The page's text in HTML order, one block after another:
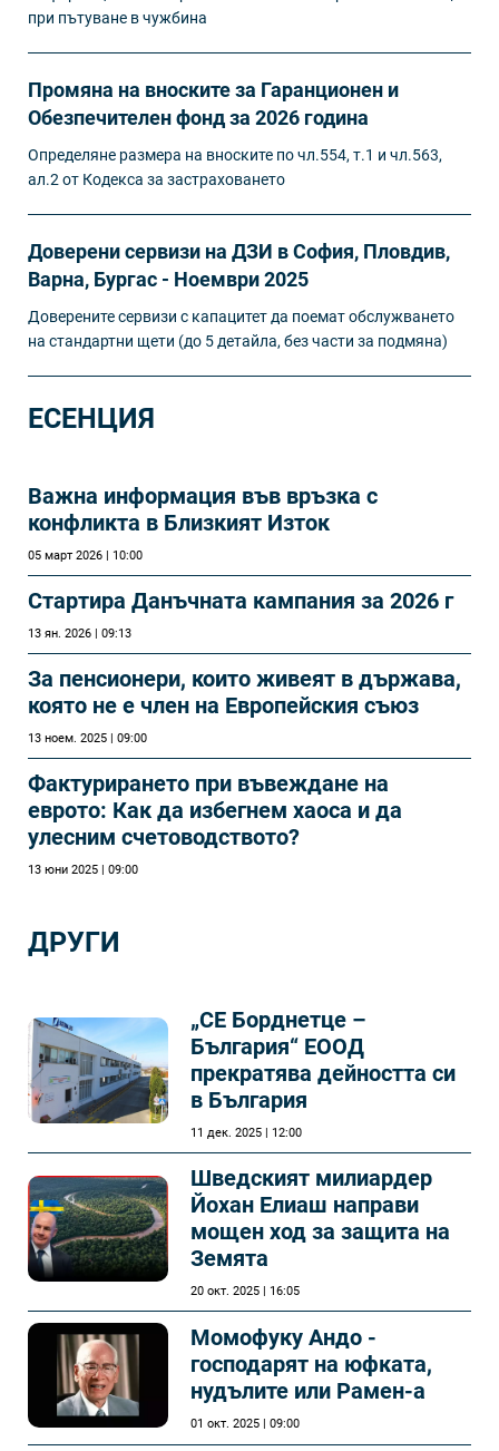
при пътуване в чужбина
Промяна на вноските за Гаранционен и
Обезпечителен фонд за 2026 година
Определяне размера на вноските по чл.554, т.1 и чл.563,
ал.2 от Кодекса за застраховането
Доверени сервизи на ДЗИ в София, Пловдив,
Варна, Бургас - Ноември 2025
Доверените сервизи с капацитет да поемат обслужването
на стандартни щети (до 5 детайла, без части за подмяна)
ЕСЕНЦИЯ
Важна информация във връзка с
конфликта в Близкият Изток
05 март 2026 | 10:00
Стартира Данъчната кампания за 2026 г
13 ян. 2026 | 09:13
За пенсионери, които живеят в държава,
която не е член на Европейския съюз
13 ноем. 2025 | 09:00
Фактурирането при въвеждане на
еврото: Как да избегнем хаоса и да
улесним счетоводството?
13 юни 2025 | 09:00
ДРУГИ
„СЕ Борднетце –
България“ ЕООД
прекратява дейността си
в България
11 дек. 2025 | 12:00
Шведският милиардер
Йохан Елиаш направи
мощен ход за защита на
Земята
20 окт. 2025 | 16:05
Момофуку Андо -
господарят на юфката,
нудълите или Рамен-а
01 окт. 2025 | 09:00